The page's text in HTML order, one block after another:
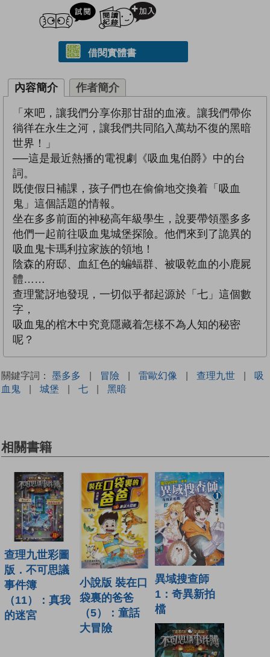
試閲
借閱實體書
內容簡介 作者簡介
「來吧，讓我們分享你那甘甜的血液。讓我們帶你
徜徉在永生之河，讓我們共同陷入萬劫不復的黑暗
世界！」
──這是最近熱播的電視劇《吸血鬼伯爵》中的台
詞。
既使假日補課，孩子們也在偷偷地交換着「吸血
鬼」這個話題的情報。
坐在多多前面的神秘高年級學生，說要帶領墨多多
他們一起前往吸血鬼城堡探險。他們來到了詭異的
吸血鬼卡瑪利拉家族的領地！
陰森的府邸、血紅色的蝙蝠群、被吸乾血的小鹿屍
體……
查理驚訝地發現，一切似乎都起源於「七」這個數
字，
吸血鬼的棺木中究竟隱藏着怎樣不為人知的秘密
呢？
關鍵字詞： 墨多多 | 冒險 | 雷歐幻像 | 查理九世 |
吸
血鬼
| 城堡 | 七 | 黑暗
相關書籍
查理九世彩圖
版．不可思議
事件簿
（11）：真我
的迷宮
小說版 裝在口
袋裏的爸爸
（5）：童話
大冒險
異域搜查師
1：奇異新拍
檔